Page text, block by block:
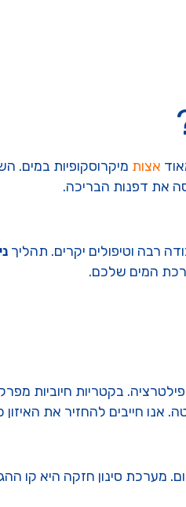
אצות מיקרוסקופיות במים.
את דפנות הבריכה.
רבה וטיפולים יקרים. תהליך
המים שלכם.
בקטריות חיוביות
חייבים להחזיר את האיזון